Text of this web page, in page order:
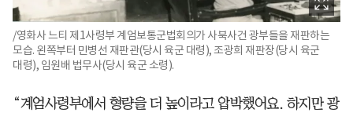
/영화사 느티 제1사령부 계엄보통군법회의가 사북사건 광부들을 재판하는
모습. 왼쪽부터 민병선 재판관(당시 육군 대령), 조광희 재판장(당시 육군
대령), 임원배 법무사(당시 육군 소령).
“계엄사령부에서 형량을 더 높이라고 압박했어요. 하지만 광